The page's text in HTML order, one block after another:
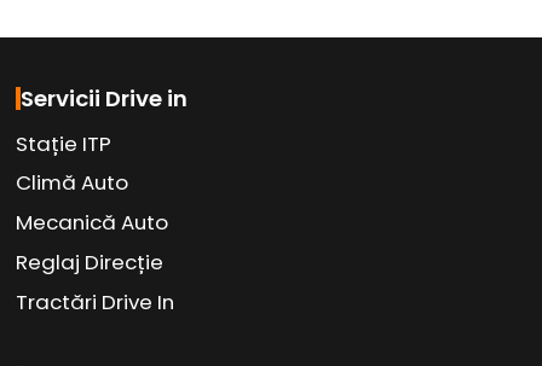
Servicii Drive in
Stație ITP
Climă Auto
Mecanică Auto
Reglaj Direcție
Tractări Drive In